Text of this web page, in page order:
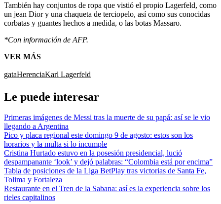
También hay conjuntos de ropa que vistió el propio Lagerfeld, como
un jean Dior y una chaqueta de terciopelo, así como sus conocidas
corbatas y guantes hechos a medida, o las botas Massaro.
*Con información de AFP.
VER MÁS
gataHerenciaKarl Lagerfeld
Le puede interesar
Primeras imágenes de Messi tras la muerte de su papá: así se le vio
llegando a Argentina
Pico y placa regional este domingo 9 de agosto: estos son los
horarios y la multa si lo incumple
Cristina Hurtado estuvo en la posesión presidencial, lució
despampanante ‘look’ y dejó palabras: “Colombia está por encima”
Tabla de posiciones de la Liga BetPlay tras victorias de Santa Fe,
Tolima y Fortaleza
Restaurante en el Tren de la Sabana: así es la experiencia sobre los
rieles capitalinos